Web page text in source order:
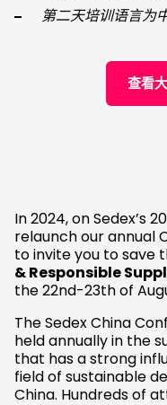
第二天培训语言为
查看
In 2024, on Sedex’s
relaunch our annual
to invite you to save
& Responsible
the 22nd-23th of
The Sedex China
held annually in the
that has a strong
field of sustainable
China. Hundreds of